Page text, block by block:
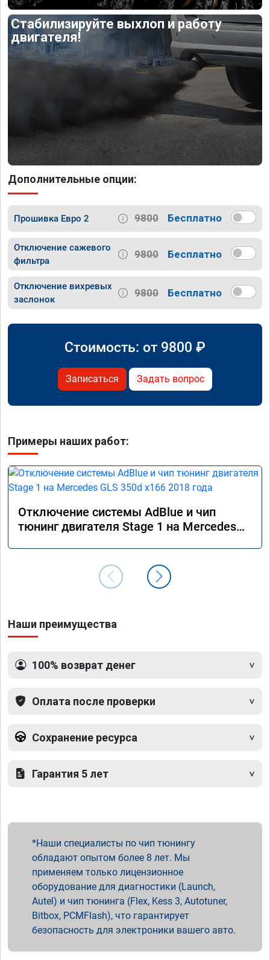
Стабилизируйте выхлоп и работу
двигателя!
Дополнительные опции:
Прошивка Евро 2 9800 Бесплатно
Отключение сажевого
фильтра
9800 Бесплатно
Отключение вихревых
заслонок
9800 Бесплатно
Стоимость: от 9800 ₽
Записаться Задать вопрос
Примеры наших работ:
Отключение системы AdBlue и чип
тюнинг двигателя Stage 1 на Mercedes
Наши преимущества
100% возврат денег
Оплата после проверки
Сохранение ресурса
Гарантия 5 лет
Наши специалисты по чип тюнингу
обладают опытом более 8 лет. Мы
применяем только лицензионное
оборудование для диагностики (Launch,
Autel) и чип тюнинга (Flex, Kess 3, Autotuner,
Bitbox, PCMFlash), что гарантирует
безопасность для электроники вашего авто.